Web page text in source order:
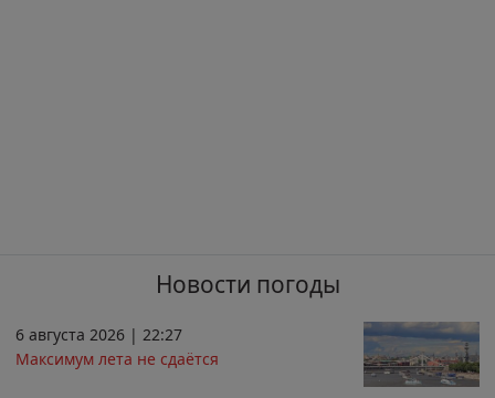
Новости погоды
6 августа 2026 | 22:27
Максимум лета не сдаётся